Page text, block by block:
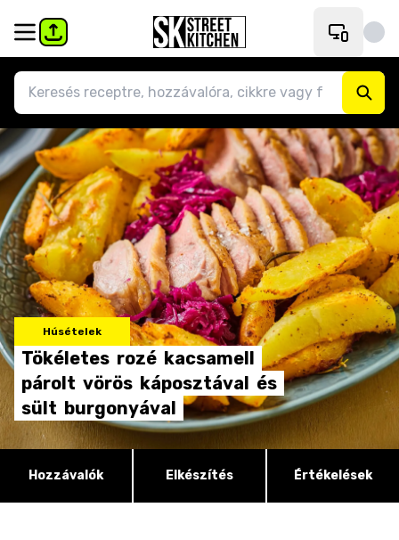
Húsételek
Tökéletes rozé kacsamell
párolt vörös káposztával és
sült burgonyával
Hozzávalók Elkészítés Értékelések